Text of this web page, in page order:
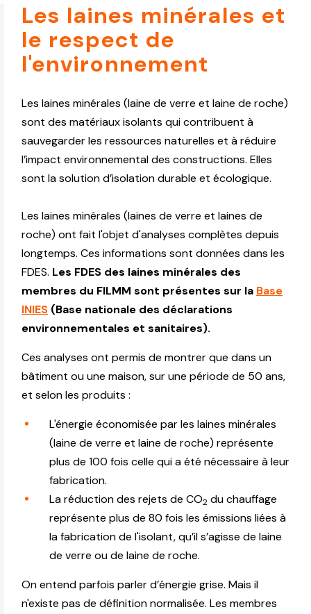
Les laines minérales et
le respect de
l'environnement
Les laines minérales (laine de verre et laine de roche)
sont des matériaux isolants qui contribuent à
sauvegarder les ressources naturelles et à réduire
l’impact environnemental des constructions. Elles
sont la solution d’isolation durable et écologique.
Les laines minérales (laines de verre et laines de
roche) ont fait l'objet d'analyses complètes depuis
longtemps. Ces informations sont données dans les
FDES. Les FDES des laines minérales des
membres du FILMM sont présentes sur la Base
INIES (Base nationale des déclarations
environnementales et sanitaires).
Ces analyses ont permis de montrer que dans un
bâtiment ou une maison, sur une période de 50 ans,
et selon les produits :
L'énergie économisée par les laines minérales
(laine de verre et laine de roche) représente
plus de 100 fois celle qui a été nécessaire à leur
fabrication.
La réduction des rejets de CO2 du chauffage
représente plus de 80 fois les émissions liées à
la fabrication de l'isolant, qu’il s’agisse de laine
de verre ou de laine de roche.
On entend parfois parler d’énergie grise. Mais il
n'existe pas de définition normalisée. Les membres